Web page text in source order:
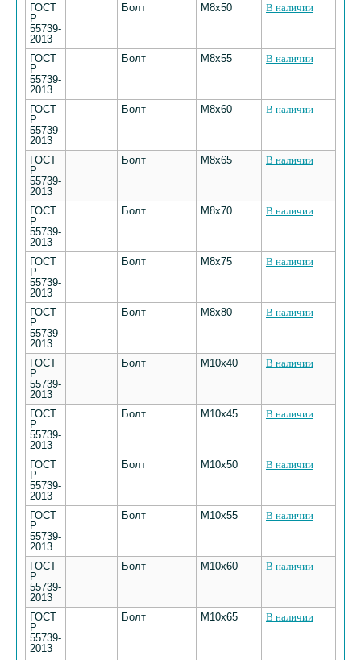
ГОСТ
Р
55739-
2013
Болт М8х50 В наличии
ГОСТ
Р
55739-
2013
Болт М8х55 В наличии
ГОСТ
Р
55739-
2013
Болт М8х60 В наличии
ГОСТ
Р
55739-
2013
Болт М8х65 В наличии
ГОСТ
Р
55739-
2013
Болт М8х70 В наличии
ГОСТ
Р
55739-
2013
Болт М8х75 В наличии
ГОСТ
Р
55739-
2013
Болт М8х80 В наличии
ГОСТ
Р
55739-
2013
Болт М10х40 В наличии
ГОСТ
Р
55739-
2013
Болт М10х45 В наличии
ГОСТ
Р
55739-
2013
Болт М10х50 В наличии
ГОСТ
Р
55739-
2013
Болт М10х55 В наличии
ГОСТ
Р
55739-
2013
Болт М10х60 В наличии
ГОСТ
Р
55739-
2013
Болт М10х65 В наличии